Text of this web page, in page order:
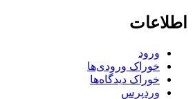
اطلاعات
ورود
خوراک ورودی‌ها
خوراک دیدگاه‌ها
وردپرس